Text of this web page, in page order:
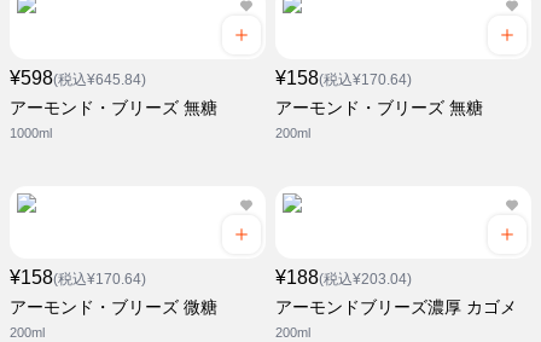
¥598(税込¥645.84)
アーモンド・ブリーズ 無糖
1000ml
¥158(税込¥170.64)
アーモンド・ブリーズ 無糖
200ml
¥158(税込¥170.64)
アーモンド・ブリーズ 微糖
200ml
¥188(税込¥203.04)
アーモンドブリーズ濃厚 カゴメ
200ml